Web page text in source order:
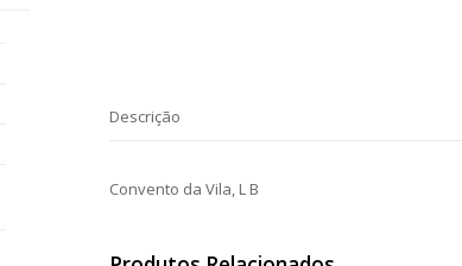
Descrição
Convento da Vila, L B